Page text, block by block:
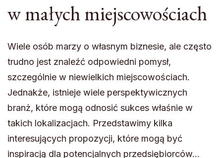
w małych miejscowościach
Wiele osób marzy o własnym biznesie, ale często
trudno jest znaleźć odpowiedni pomysł,
szczególnie w niewielkich miejscowościach.
Jednakże, istnieje wiele perspektywicznych
branż, które mogą odnosić sukces właśnie w
takich lokalizacjach. Przedstawimy kilka
interesujących propozycji, które mogą być
inspiracją dla potencjalnych przedsiębiorców…